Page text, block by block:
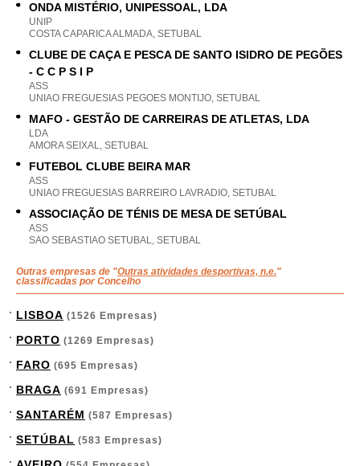
ONDA MISTÉRIO, UNIPESSOAL, LDA
UNIP
COSTA CAPARICA ALMADA, SETUBAL
CLUBE DE CAÇA E PESCA DE SANTO ISIDRO DE PEGÕES
- C C P S I P
ASS
UNIAO FREGUESIAS PEGOES MONTIJO, SETUBAL
MAFO - GESTÃO DE CARREIRAS DE ATLETAS, LDA
LDA
AMORA SEIXAL, SETUBAL
FUTEBOL CLUBE BEIRA MAR
ASS
UNIAO FREGUESIAS BARREIRO LAVRADIO, SETUBAL
ASSOCIAÇÃO DE TÉNIS DE MESA DE SETÚBAL
ASS
SAO SEBASTIAO SETUBAL, SETUBAL
Outras empresas de "Outras atividades desportivas, n.e."
classificadas por Concelho
LISBOA (1526 Empresas)
PORTO (1269 Empresas)
FARO (695 Empresas)
BRAGA (691 Empresas)
SANTARÉM (587 Empresas)
SETÚBAL (583 Empresas)